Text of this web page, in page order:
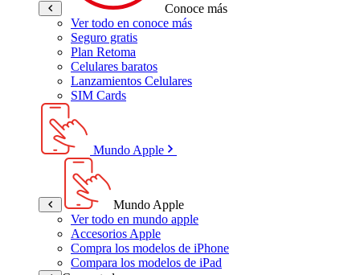
Conoce más
Ver todo en conoce más
Seguro gratis
Plan Retoma
Celulares baratos
Lanzamientos Celulares
SIM Cards
Mundo Apple
Mundo Apple
Ver todo en mundo apple
Accesorios Apple
Compra los modelos de iPhone
Compara los modelos de iPad